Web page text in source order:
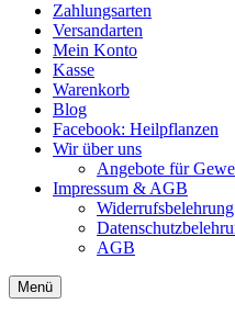
Zahlungsarten
Versandarten
Mein Konto
Kasse
Warenkorb
Blog
Facebook: Heilpflanzen
Wir über uns
Angebote für
Impressum & AGB
Widerrufsbelehrung
AGB
Menü